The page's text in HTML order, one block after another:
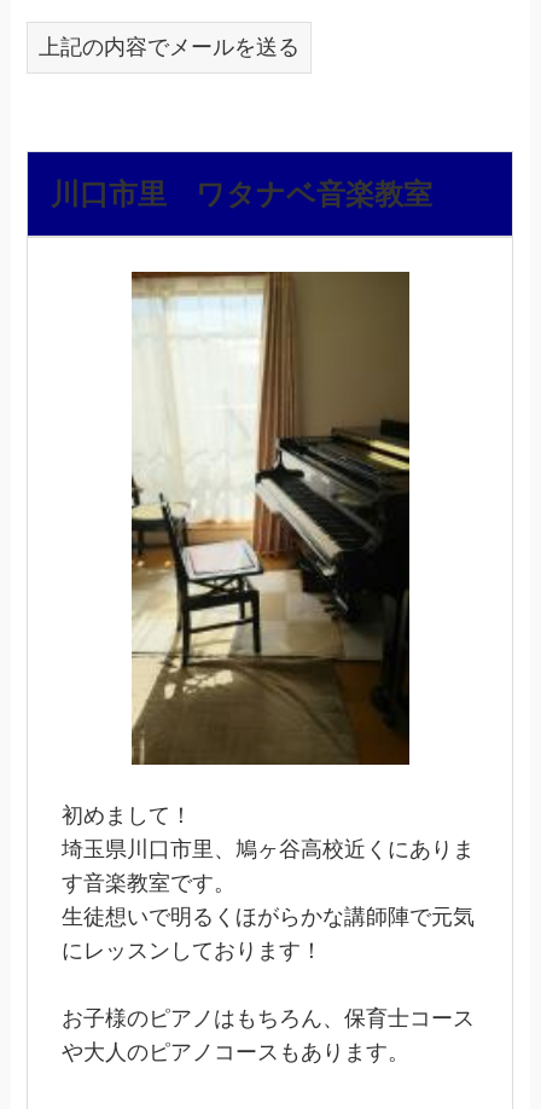
上記の内容でメールを送る
川口市里 ワタナベ音楽教室
初めまして！
埼玉県川口市里、鳩ヶ谷高校近くにありま
す音楽教室です。
生徒想いで明るくほがらかな講師陣で元気
にレッスンしております！
お子様のピアノはもちろん、保育士コース
や大人のピアノコースもあります。